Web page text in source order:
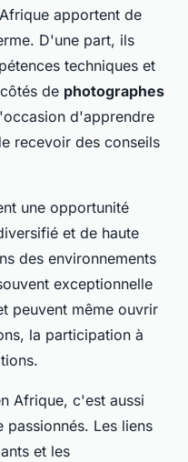
apportent de
D'une part, ils
techniques et
de photographes
d'apprendre
recevoir des conseils
une opportunité
et de haute
des environnements
exceptionnelle
peuvent même ouvrir
la participation à
Afrique, c'est aussi
passionnés. Les liens
et les